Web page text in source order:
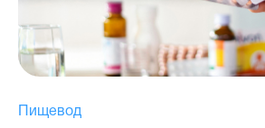
Пищевод